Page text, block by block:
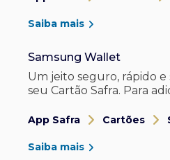
Saiba mais
Samsung Wallet
Um jeito seguro, rápido
seu Cartão Safra. Para
App Safra Cartões
Saiba mais